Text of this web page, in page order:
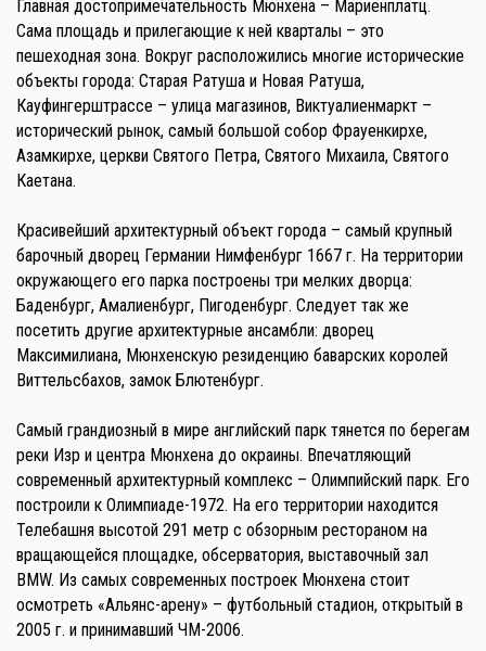
Главная достопримечательность Мюнхена – Мариенплатц.
Сама площадь и прилегающие к ней кварталы – это
пешеходная зона. Вокруг расположились многие исторические
объекты города: Старая Ратуша и Новая Ратуша,
Кауфингерштрассе – улица магазинов, Виктуалиенмаркт –
исторический рынок, самый большой собор Фрауенкирхе,
Азамкирхе, церкви Святого Петра, Святого Михаила, Святого
Каетана.
Красивейший архитектурный объект города – самый крупный
барочный дворец Германии Нимфенбург 1667 г. На территории
окружающего его парка построены три мелких дворца:
Баденбург, Амалиенбург, Пигоденбург. Следует так же
посетить другие архитектурные ансамбли: дворец
Максимилиана, Мюнхенскую резиденцию баварских королей
Виттельсбахов, замок Блютенбург.
Самый грандиозный в мире английский парк тянется по берегам
реки Изр и центра Мюнхена до окраины. Впечатляющий
современный архитектурный комплекс – Олимпийский парк. Его
построили к Олимпиаде-1972. На его территории находится
Телебашня высотой 291 метр с обзорным рестораном на
вращающейся площадке, обсерватория, выставочный зал
BMW. Из самых современных построек Мюнхена стоит
осмотреть «Альянс-арену» – футбольный стадион, открытый в
2005 г. и принимавший ЧМ-2006.